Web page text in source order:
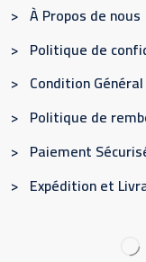
> À Propos de nous
> Politique de
> Condition
> Politique de
> Paiement
> Expédition et